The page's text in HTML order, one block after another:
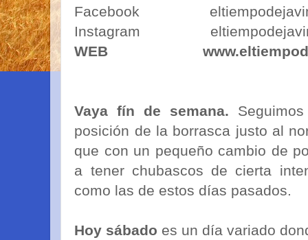
Facebook
Instagram
WEB
Vaya fín de semana.
posición de la borrasca justo al
que con un pequeño cambio de
a tener chubascos de cierta
como las de estos días pasados.
Hoy sábado es un día variado